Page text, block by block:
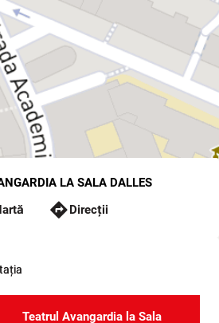
LA SALA DALLES
directionsDirecții
Teatrul Avangardia la Sala